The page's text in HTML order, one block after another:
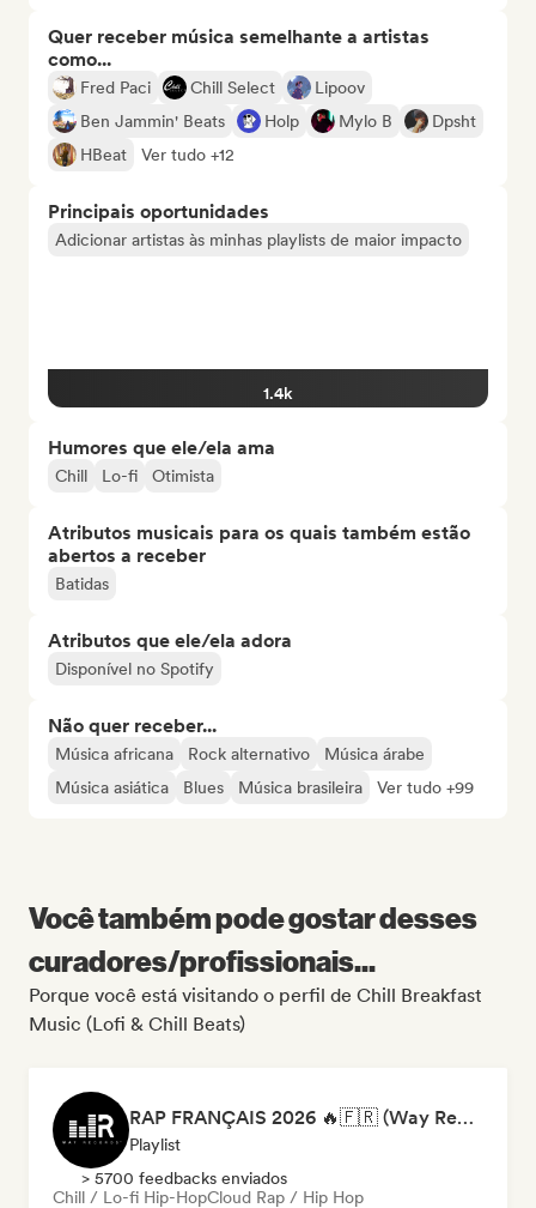
Quer receber música semelhante a artistas
como...
Fred Paci Chill Select
Lipoov
Ben Jammin' Beats
Holp Mylo B
Dpsht
HBeat
Ver tudo +12
Principais oportunidades
Adicionar artistas às minhas playlists de maior impacto
1.4k
Humores que ele/ela ama
Chill Lo-fi Otimista
Atributos musicais para os quais também estão
abertos a receber
Batidas
Atributos que ele/ela adora
Disponível no Spotify
Não quer receber...
Música africana Rock alternativo
Música árabe
Música asiática
Blues Música brasileira Ver tudo +99
Você também pode gostar desses
curadores/profissionais...
Porque você está visitando o perfil de Chill Breakfast
Music (Lofi & Chill Beats)
RAP FRANÇAIS 2026 🔥🇫🇷 (Way Records)
Playlist
> 5700 feedbacks enviados
Chill / Lo-fi Hip-HopCloud Rap / Hip Hop